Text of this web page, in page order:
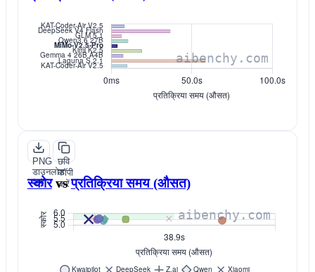
PNG
डाउनलोड
करें
छवि
कॉपी
करें
स्कोर vs प्रतिक्रिया समय (औसत)